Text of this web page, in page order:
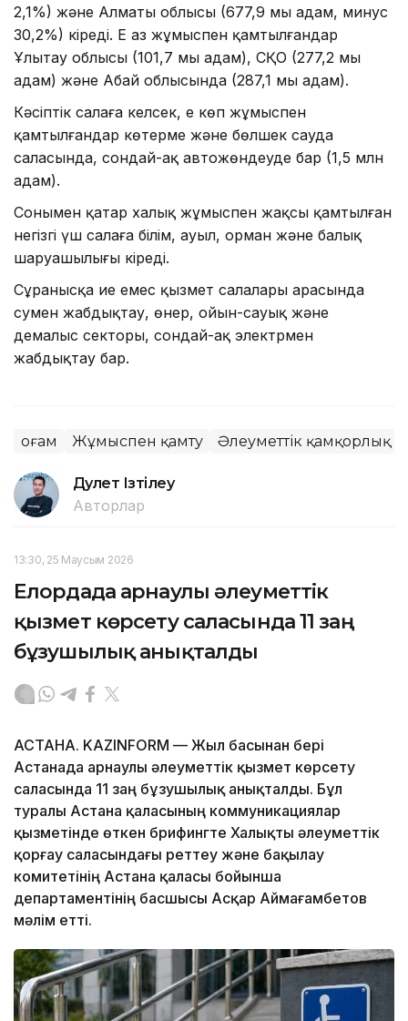
2,1%) және Алматы облысы (677,9 мың адам, минус
30,2%) кіреді. Ең аз жұмыспен қамтылғандар
Ұлытау облысы (101,7 мың адам), СҚО (277,2 мың
адам) және Абай облысында (287,1 мың адам).
Кәсіптік салаға келсек, ең көп жұмыспен
қамтылғандар көтерме және бөлшек сауда
саласында, сондай-ақ автожөндеуде бар (1,5 млн
адам).
Сонымен қатар халық жұмыспен жақсы қамтылған
негізгі үш салаға білім, ауыл, орман және балық
шаруашылығы кіреді.
Сұранысқа ие емес қызмет салалары арасында
сумен жабдықтау, өнер, ойын-сауық және
демалыс секторы, сондай-ақ электрмен
жабдықтау бар.
Қоғам Жұмыспен қамту Әлеуметтік қамқорлық
Дәулет Ізтілеу
Авторлар
13:30, 25 Маусым 2026
Елордада арнаулы әлеуметтік
қызмет көрсету саласында 11 заң
бұзушылық анықталды
АСТАНА. KAZINFORM — Жыл басынан бері
Астанада арнаулы әлеуметтік қызмет көрсету
саласында 11 заң бұзушылық анықталды. Бұл
туралы Астана қаласының коммуникациялар
қызметінде өткен брифингте Халықты әлеуметтік
қорғау саласындағы реттеу және бақылау
комитетінің Астана қаласы бойынша
департаментінің басшысы Асқар Аймағамбетов
мәлім етті.